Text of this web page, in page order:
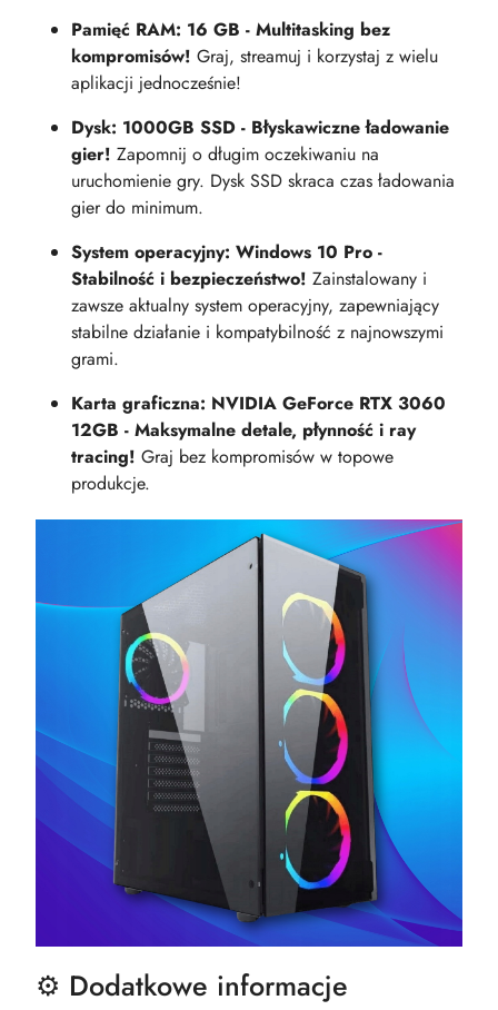
Pamięć RAM: 16 GB - Multitasking bez
kompromisów! Graj, streamuj i korzystaj z wielu
aplikacji jednocześnie!
Dysk: 1000GB SSD - Błyskawiczne ładowanie
gier! Zapomnij o długim oczekiwaniu na
uruchomienie gry. Dysk SSD skraca czas ładowania
gier do minimum.
System operacyjny: Windows 10 Pro -
Stabilność i bezpieczeństwo! Zainstalowany i
zawsze aktualny system operacyjny, zapewniający
stabilne działanie i kompatybilność z najnowszymi
grami.
Karta graficzna: NVIDIA GeForce RTX 3060
12GB - Maksymalne detale, płynność i ray
tracing! Graj bez kompromisów w topowe
produkcje.
⚙️ Dodatkowe informacje